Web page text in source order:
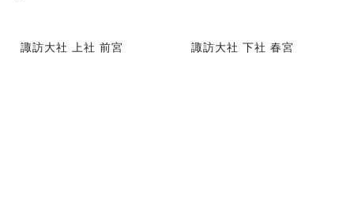
諏訪大社 上社 前宮 諏訪大社 下社 春宮